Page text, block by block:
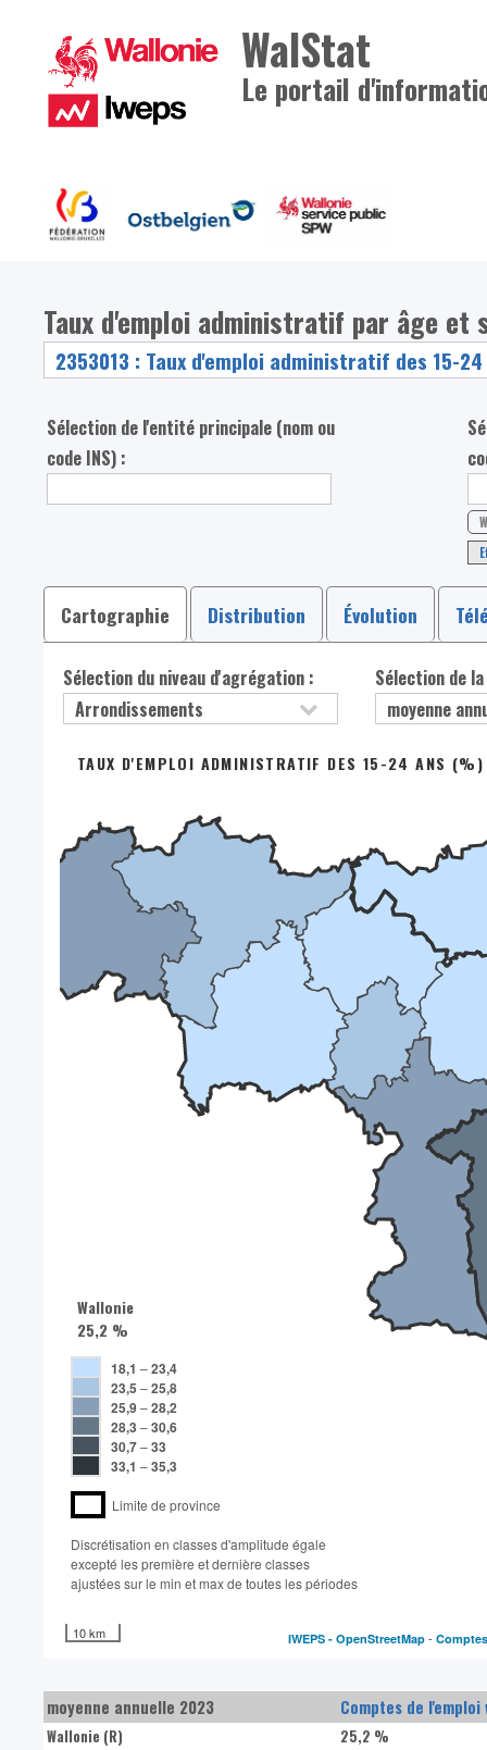
WalStat
Le portail
Taux d'emploi administratif par âge et
Sélection de l'entité principale (nom ou
code INS) :
Cartographie Distribution Évolution
Sélection du niveau d'agrégation : Sélection de
TAUX D'EMPLOI ADMINISTRATIF DES 15-24 ANS
Wallonie
25,2 %
18,1 –23,4
23,5 –25,8
25,9–28,2
28,3 –30,6
30,7–33
33,1 –35,3
Limite de province
Discrétisation en classes d'amplitude égale​
excepté les première et dernière classes
ajustées sur le min et max de toutes les périodes
10 km IWEPS - OpenStreetMap -
moyenne annuelle 2023 Comptes de l'emploi
Wallonie (R)
25,2 %